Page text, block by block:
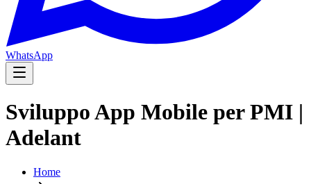
WhatsApp
Sviluppo App Mobile per PMI |
Adelant
Home